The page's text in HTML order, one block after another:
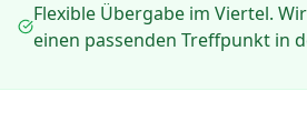
Flexible Übergabe im Viertel.
einen passenden Treffpunkt in